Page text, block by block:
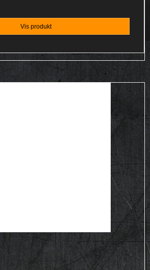
Vis produkt